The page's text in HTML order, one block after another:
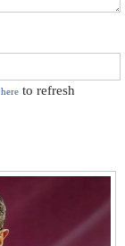
here to refresh